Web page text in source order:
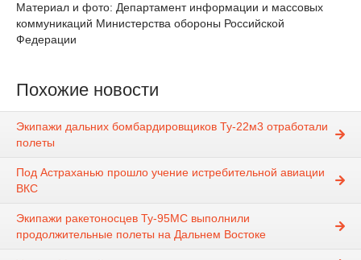
Материал и фото: Департамент информации и массовых
коммуникаций Министерства обороны Российской
Федерации
Похожие новости
Экипажи дальних бомбардировщиков Ту-22м3 отработали
полеты
Под Астраханью прошло учение истребительной авиации
ВКС
Экипажи ракетоносцев Ту-95МС выполнили
продолжительные полеты на Дальнем Востоке